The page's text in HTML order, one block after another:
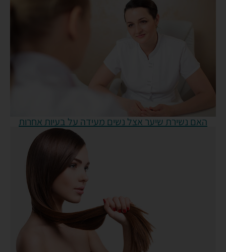
האם נשירת שיער אצל נשים מעידה על בעיות אחרות